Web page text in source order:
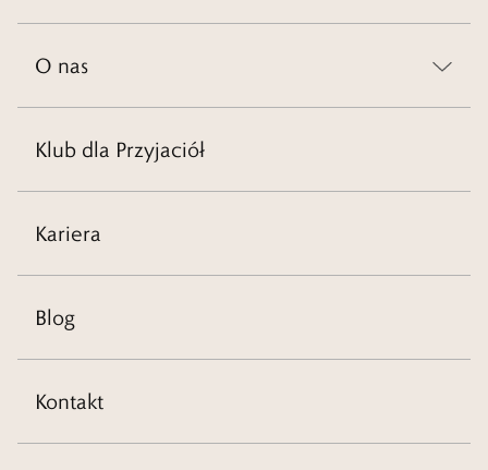
O nas
Klub dla Przyjaciół
Kariera
Blog
Kontakt